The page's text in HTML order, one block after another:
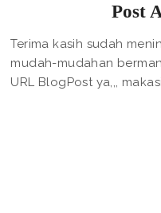
Post
Terima kasih sudah
mudah-mudahan
URL BlogPost ya,,,